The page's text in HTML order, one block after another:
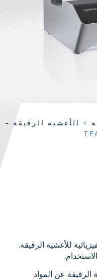
>
الأغشية الرقيقة –
للأغشية الرقيقة.
الرقيقة عن المواد